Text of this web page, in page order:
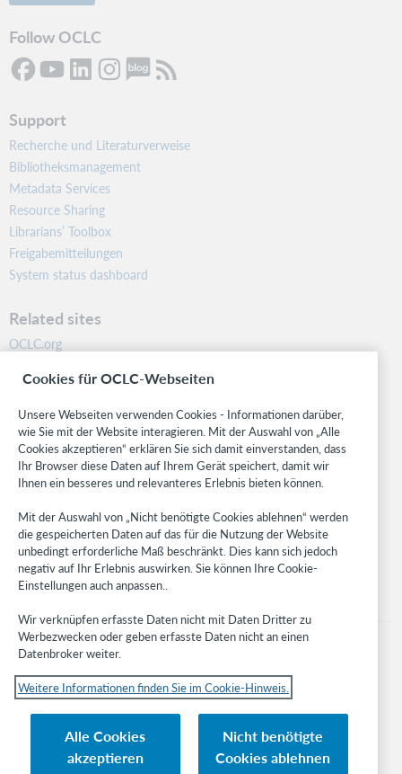
Follow OCLC
Support
Recherche und Literaturverweise
Bibliotheksmanagement
Metadata Services
Resource Sharing
Librarians’ Toolbox
Freigabemitteilungen
System status dashboard
Related sites
OCLC.org
Community
Research
WebJunction
Developer Network
Stay in the know.
Get the latest product updates, research, events, and much more—
right to your inbox.
Subscribe now
© 2023 OCLC
OCLC, Inc. und verbundenen Unternehmen
Cookie-Hinweis Cookie list and settings Privacy policy
Cookies für OCLC-Webseiten
Unsere Webseiten verwenden Cookies - Informationen darüber,
wie Sie mit der Website interagieren. Mit der Auswahl von „Alle
Cookies akzeptieren“ erklären Sie sich damit einverstanden, dass
Ihr Browser diese Daten auf Ihrem Gerät speichert, damit wir
Ihnen ein besseres und relevanteres Erlebnis bieten können.
Mit der Auswahl von „Nicht benötigte Cookies ablehnen“ werden
die gespeicherten Daten auf das für die Nutzung der Website
unbedingt erforderliche Maß beschränkt. Dies kann sich jedoch
negativ auf Ihr Erlebnis auswirken. Sie können Ihre Cookie-
Einstellungen auch anpassen..
Wir verknüpfen erfasste Daten nicht mit Daten Dritter zu
Werbezwecken oder geben erfasste Daten nicht an einen
Datenbroker weiter.
Weitere Informationen finden Sie im Cookie-Hinweis.
Alle Cookies
akzeptieren
Nicht benötigte
Cookies ablehnen